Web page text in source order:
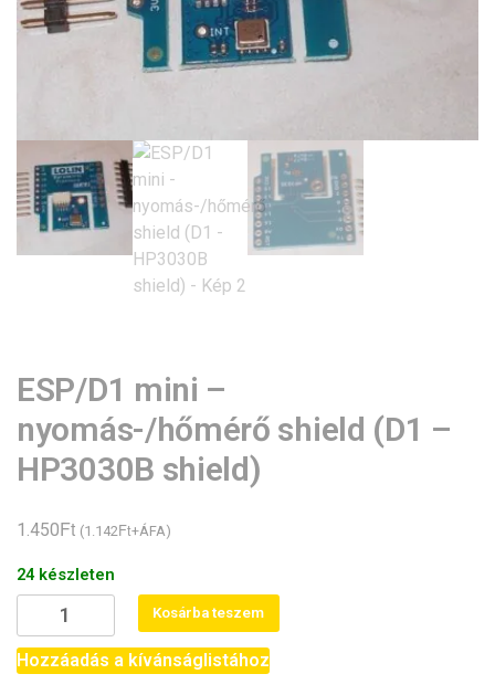
ESP/D1 mini –
nyomás-/hőmérő shield (D1 –
HP3030B shield)
1.450Ft (1.142Ft+ÁFA)
24 készleten
ESP/D1
mini
-
Kosárba teszem
Hozzáadás a kívánságlistához